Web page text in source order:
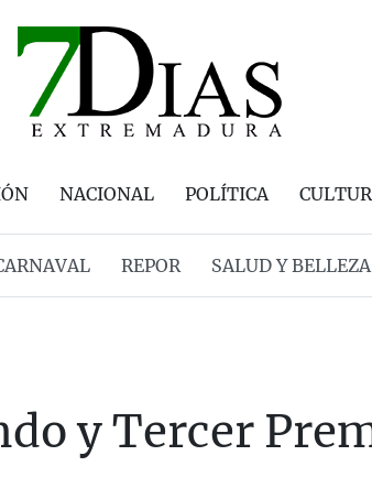
NACIONAL POLÍTICA
REPOR SALUD Y BELLEZA
y Tercer